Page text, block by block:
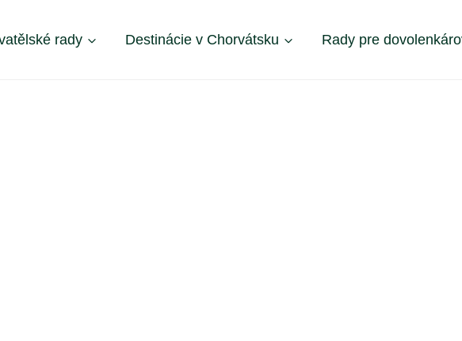
rady Destinácie v Chorvátsku Rady pre